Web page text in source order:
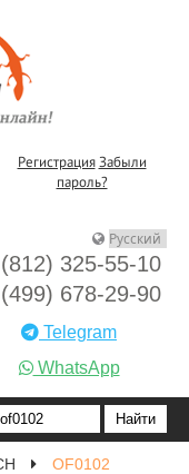
Регистрация Забыли
пароль?
325-55-10
678-29-90
Telegram
WhatsApp
OF0102